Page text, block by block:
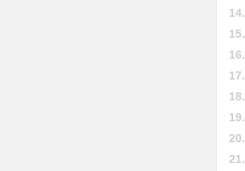
14.
15.
16.
17.
18.
19.
20.
21.